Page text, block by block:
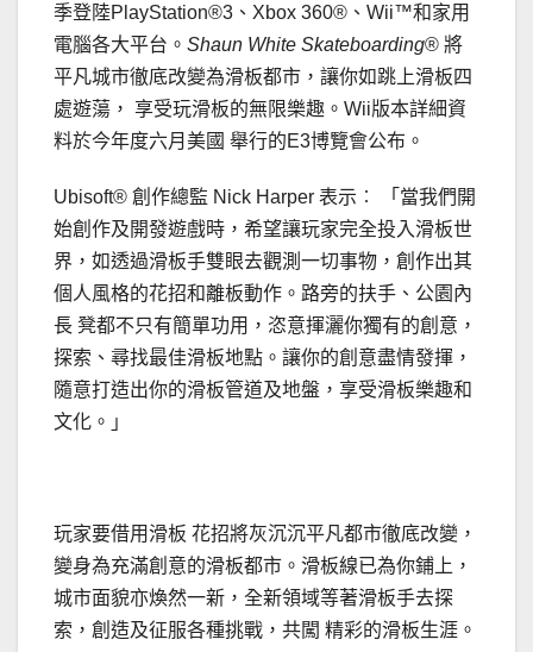
季登陸PlayStation®3、Xbox 360®、Wii™和家用
電腦各大平台。 Shaun White Skateboarding® 將
平凡城市徹底改變為滑板都市，讓你如跳上滑板四
處遊蕩， 享受玩滑板的無限樂趣。Wii版本詳細資
料於今年度六月美國 舉行的E3博覽會公布。
Ubisoft® 創作總監 Nick Harper 表示︰ 「當我們開
始創作及開發遊戲時，希望讓玩家完全投入滑板世
界，如透過滑板手雙眼去觀測一切事物，創作出其
個人風格的花招和離板動作。路旁的扶手、公園內
長 凳都不只有簡單功用，恣意揮灑你獨有的創意，
探索、尋找最佳滑板地點。讓你的創意盡情發揮，
隨意打造出你的滑板管道及地盤，享受滑板樂趣和
文化。」
玩家要借用滑板 花招將灰沉沉平凡都市徹底改變，
變身為充滿創意的滑板都市。滑板線已為你鋪上，
城市面貌亦煥然一新，全新領域等著滑板手去探
索，創造及征服各種挑戰，共闖 精彩的滑板生涯。